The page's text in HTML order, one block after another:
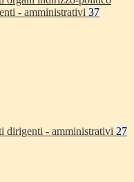
- amministrativi 37
dirigenti - amministrativi 27